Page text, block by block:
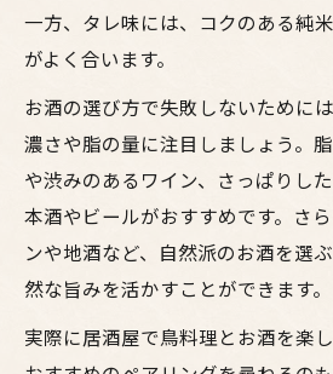
一方、タレ味には、コクのある純
がよく合います。
お酒の選び方で失敗しないために
濃さや脂の量に注目しましょう。
や渋みのあるワイン、さっぱりし
本酒やビールがおすすめです。さ
ンや地酒など、自然派のお酒を選
然な旨みを活かすことができます。
実際に居酒屋で鳥料理とお酒を楽